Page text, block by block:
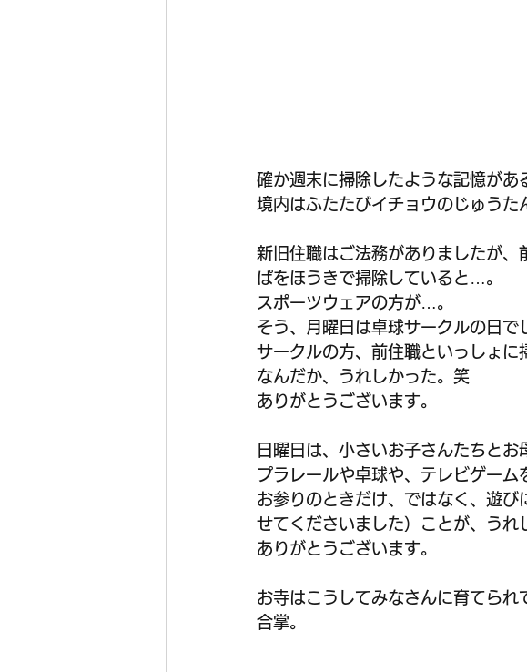
確か週末に掃除したような記憶があ
境内はふたたびイチョウのじゅうた
新旧住職はご法務がありましたが、
ぱをほうきで掃除していると…。
スポーツウェアの方が…。
そう、月曜日は卓球サークルの日で
サークルの方、前住職といっしょに
なんだか、うれしかった。笑
ありがとうございます。
日曜日は、小さいお子さんたちとお
プラレールや卓球や、テレビゲーム
お参りのときだけ、ではなく、遊
せてくださいました）ことが、うれ
ありがとうございます。
お寺はこうしてみなさんに育てられ
合掌。